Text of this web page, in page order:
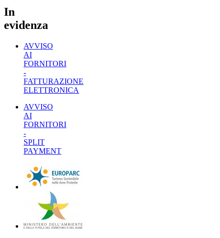
In
evidenza
AVVISO
AI
FORNITORI
-
FATTURAZIONE
ELETTRONICA
AVVISO
AI
FORNITORI
-
SPLIT
PAYMENT